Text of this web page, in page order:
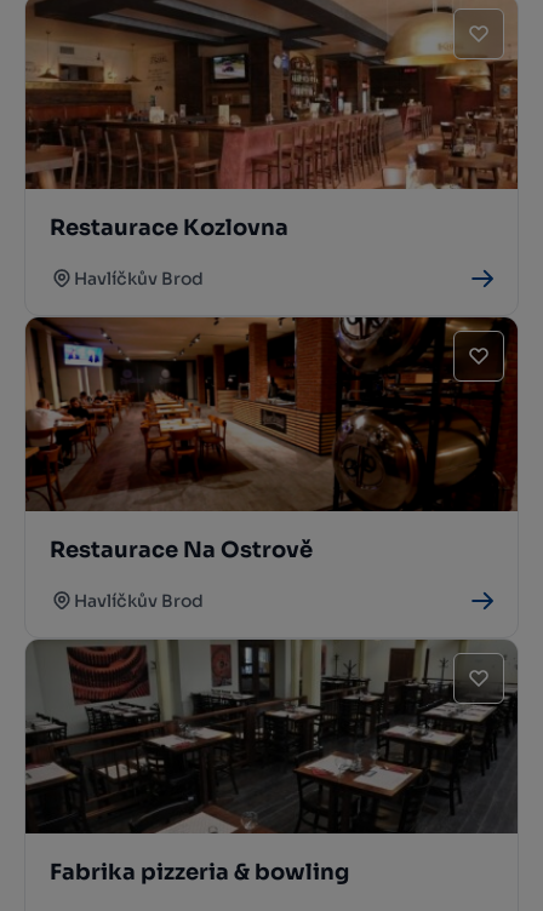
Restaurace Kozlovna
Havlíčkův Brod
Restaurace Na Ostrově
Havlíčkův Brod
Fabrika pizzeria & bowling